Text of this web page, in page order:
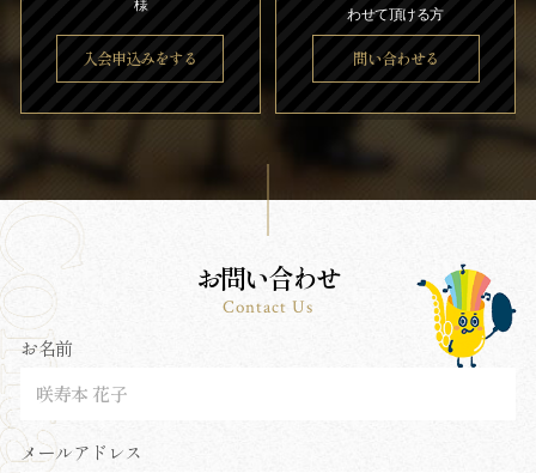
様
入会申込みをする
わせて頂ける方
問い合わせる
お問い合わせ
Contact Us
お名前
メールアドレス